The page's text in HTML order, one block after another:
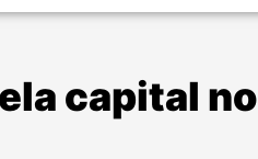
capital no